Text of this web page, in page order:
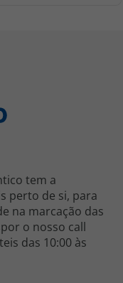
tem a
perto de si, para
na marcação das
o nosso call
das 10:00 às